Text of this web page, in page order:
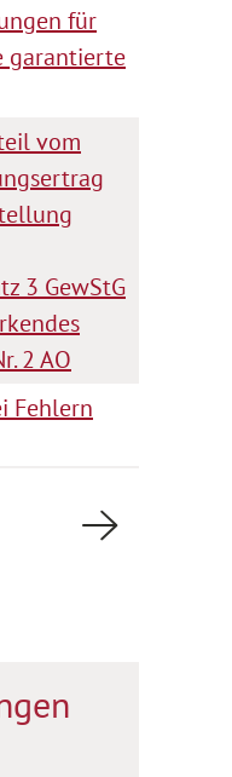
für
garantierte
vom
3 GewStG
2 AO
Fehlern